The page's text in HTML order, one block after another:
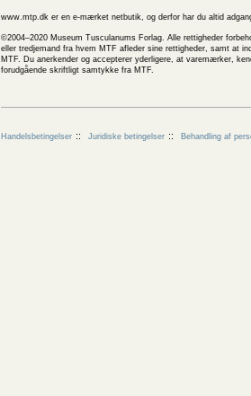
www.mtp.dk er en e-mærket netbutik, og derfor har du altid
©2004–2020 Museum Tusculanums Forlag. Alle rettigheder
eller tredjemand fra hvem MTF afleder sine rettigheder, samt at
MTF. Du anerkender og accepterer yderligere, at varemærker,
forudgående skriftligt samtykke fra MTF.
Handelsbetingelser Juridiske betingelser Behandling af